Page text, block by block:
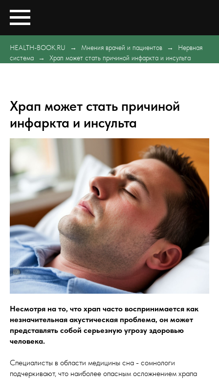
HEALTH-BOOK.RU Мнения врачей и пациентов
Нервная
система
Храп может стать причиной инфаркта и инсульта
Храп может стать причиной
инфаркта и инсульта
Несмотря на то, что храп часто воспринимается как
незначительная акустическая проблема, он может
представлять собой серьезную угрозу здоровью
человека.
Специалисты в области медицины сна - сомнологи
подчеркивают, что наиболее опасным осложнением храпа